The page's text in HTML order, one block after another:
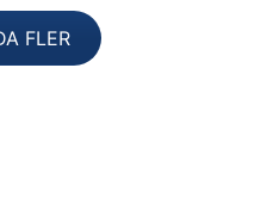
FLER